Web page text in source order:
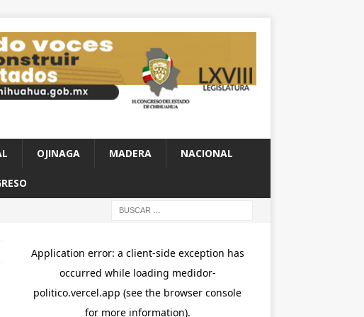
OJINAGA MADERA NACIONAL